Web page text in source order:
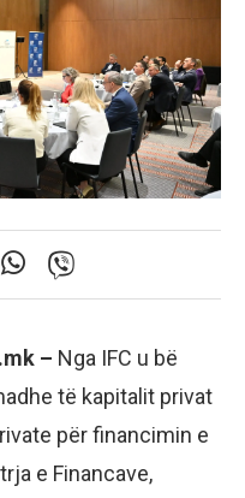
– Nga IFC u bë
të kapitalit privat
për financimin e
e Financave,